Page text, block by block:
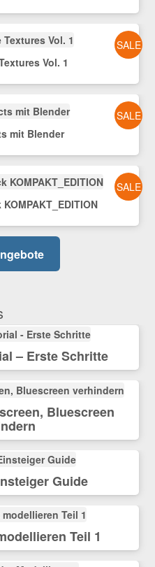
SALE
Vol. 1
SALE
mit Blender
SALE
– Erste Schritte
Bluescreen
Guide
Teil 1